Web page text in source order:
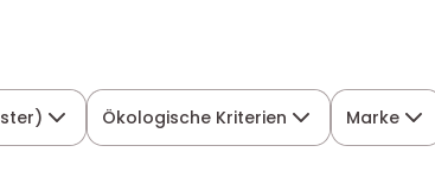
Ökologische Kriterien Marke